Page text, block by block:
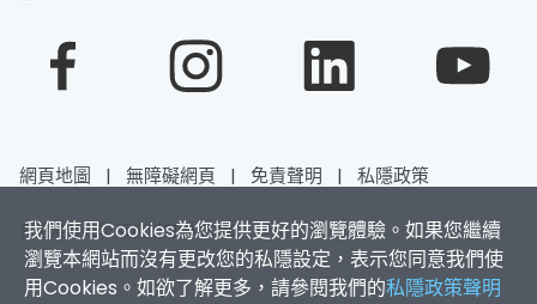
我們使用Cookies為您提供更好的瀏覽體驗。如果您繼續
瀏覽本網站而沒有更改您的私隱設定，表示您同意我們使
用Cookies。如欲了解更多，請參閱我們的私隱政策聲明
網頁地圖 | 無障礙網頁 | 免責聲明 | 私隱政策
香港浸會大學 版權所有 © 2026